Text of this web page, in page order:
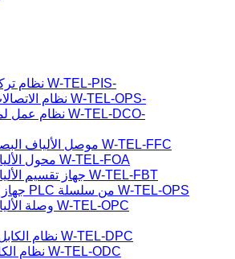
نظام تركيب المباني من سلسلة W-TEL-PIS-
نظام الاتصالات الخارجية من سلسلة W-TEL-OPS-
نظام عمل لمركز بيانات من سلسلة W-TEL-DCO-
موصل الألياف البصرية السريع من سلسلة W-TEL-FFC
محول الألياف البصرية من سلسلة W-TEL-FOA
جهاز تقسيم الألياف البصرية من سلسلة W-TEL-FBT
جهاز تقسيم الألياف البصرية PLC من سلسلة W-TEL-OPS
وصلة الألياف البصرية من سلسلة W-TEL-OPC
نظام الكابل الرصاصية من سلسلة W-TEL-DPC
نظام الكابل الداخلي من سلسلة W-TEL-ODC